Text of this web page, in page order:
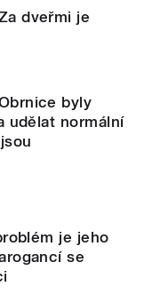
dveřmi je
byly
udělat normální
je jeho
se